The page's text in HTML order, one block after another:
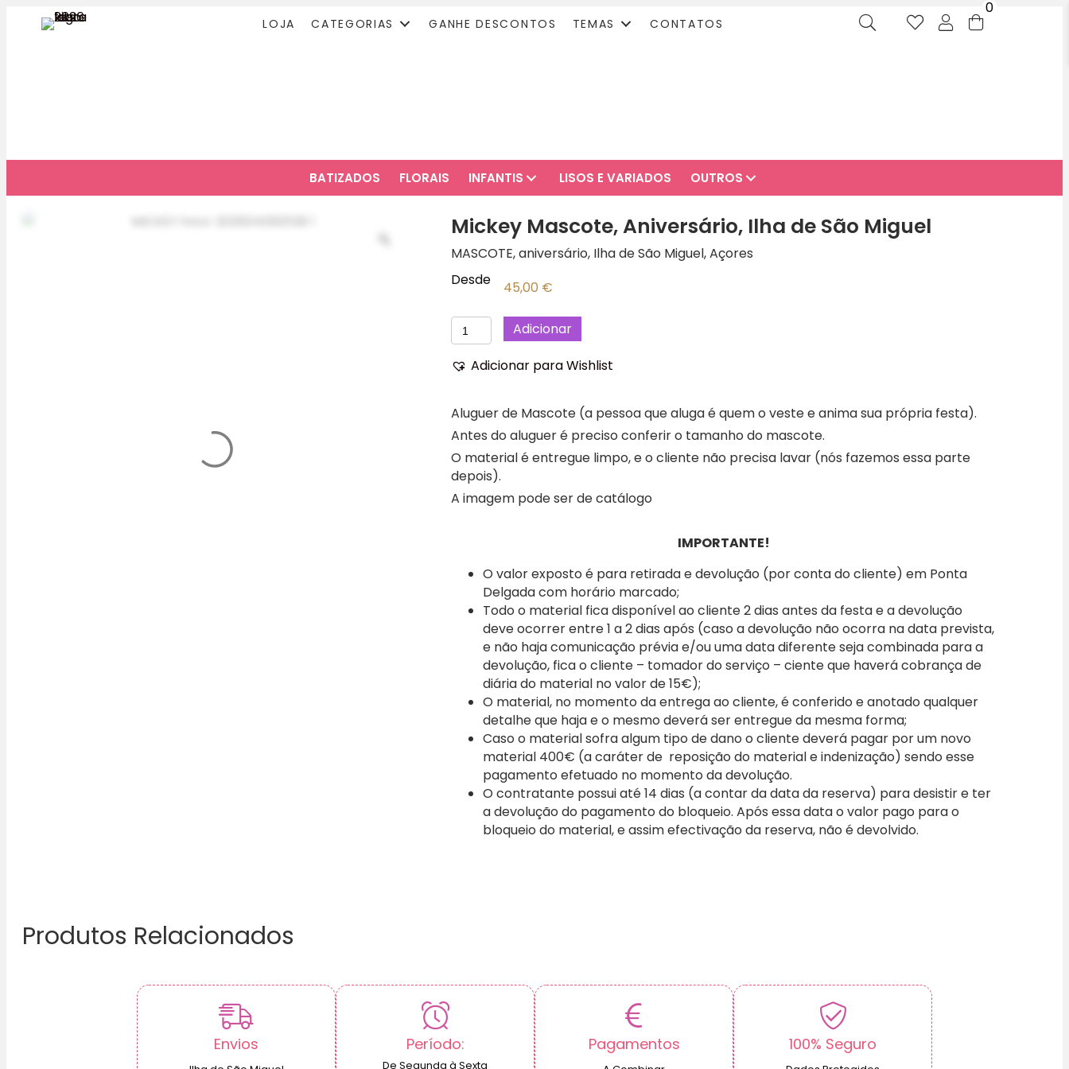
LOJA CATEGORIAS GANHE DESCONTOS TEMAS CONTATOS
0
BATIZADOS FLORAIS INFANTIS LISOS E VARIADOS OUTROS
Mickey Mascote, Aniversário, Ilha de São Miguel
MASCOTE, aniversário, Ilha de São Miguel, Açores
Desde
45,00 €
Quantidade
de
Mickey
Ilha
de
São
Miguel
Adicionar
Adicionar para Wishlist
Aluguer de Mascote (a pessoa que aluga é quem o veste e anima sua própria festa).
Antes do aluguer é preciso conferir o tamanho do mascote.
O material é entregue limpo, e o cliente não precisa lavar (nós fazemos essa parte
depois).
A imagem pode ser de catálogo
IMPORTANTE!
O valor exposto é para retirada e devolução (por conta do cliente) em Ponta
Delgada com horário marcado;
Todo o material fica disponível ao cliente 2 dias antes da festa e a devolução
deve ocorrer entre 1 a 2 dias após (caso a devolução não ocorra na data prevista,
e não haja comunicação prévia e/ou uma data diferente seja combinada para a
devolução, fica o cliente – tomador do serviço – ciente que haverá cobrança de
diária do material no valor de 15€);
O material, no momento da entrega ao cliente, é conferido e anotado qualquer
detalhe que haja e o mesmo deverá ser entregue da mesma forma;
Caso o material sofra algum tipo de dano o cliente deverá pagar por um novo
material 400€ (a caráter de reposição do material e indenização) sendo esse
pagamento efetuado no momento da devolução.
O contratante possui até 14 dias (a contar da data da reserva) para desistir e ter
a devolução do pagamento do bloqueio. Após essa data o valor pago para o
bloqueio do material, e assim efectivação da reserva, não é devolvido.
Produtos Relacionados
Envios Período:
De Segunda à Sexta
Pagamentos 100% Seguro